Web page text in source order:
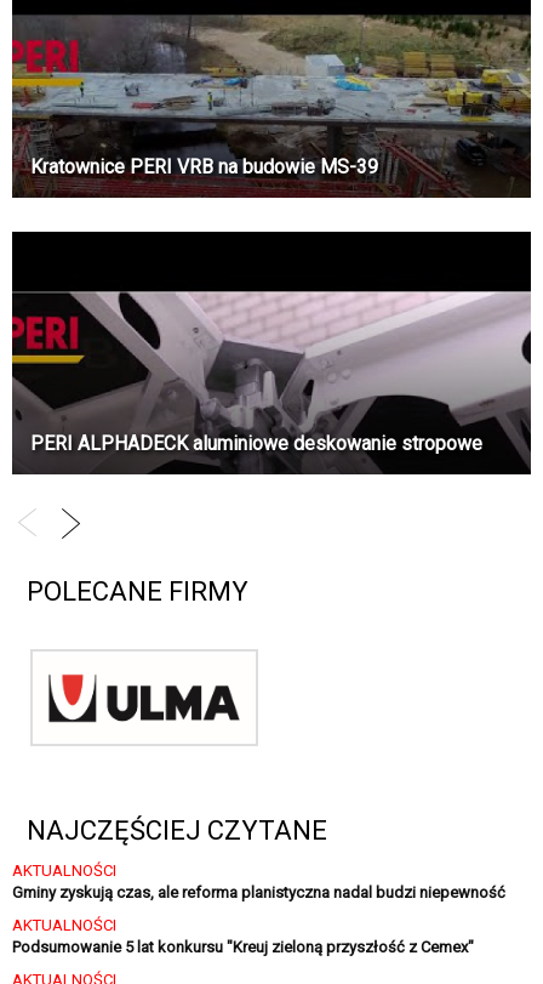
Kratownice PERI VRB na budowie MS-39
PERI ALPHADECK aluminiowe deskowanie stropowe
POLECANE FIRMY
NAJCZĘŚCIEJ CZYTANE
AKTUALNOŚCI
Gminy zyskują czas, ale reforma planistyczna nadal budzi niepewność
AKTUALNOŚCI
Podsumowanie 5 lat konkursu "Kreuj zieloną przyszłość z Cemex"
AKTUALNOŚCI